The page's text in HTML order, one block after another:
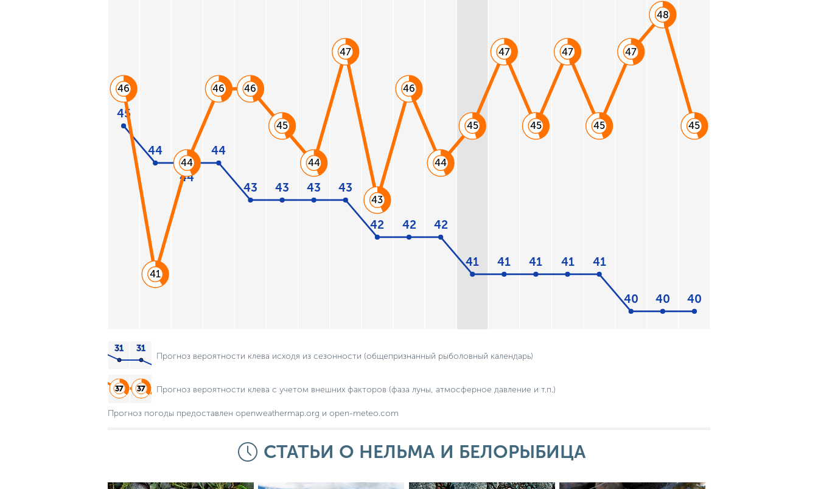
45
44
44
44
43 43 43 43
42 42 42
41 41 41 41 41
40 40 40
46
41
44
46 46
45
44
47
43
46
44
45
47
45
47
45
47
48
45
Прогноз вероятности клева исходя из сезонности (общепризнанный рыболовный календарь)
Прогноз вероятности клева с учетом внешних факторов (фаза луны, атмосферное давление и т.п.)
Прогноз погоды предоставлен openweathermap.org и open-meteo.com
СТАТЬИ О НЕЛЬМА И БЕЛОРЫБИЦА